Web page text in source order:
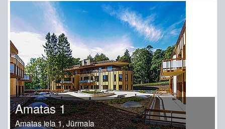
Amatas 1
Amatas iela 1, Jūrmala